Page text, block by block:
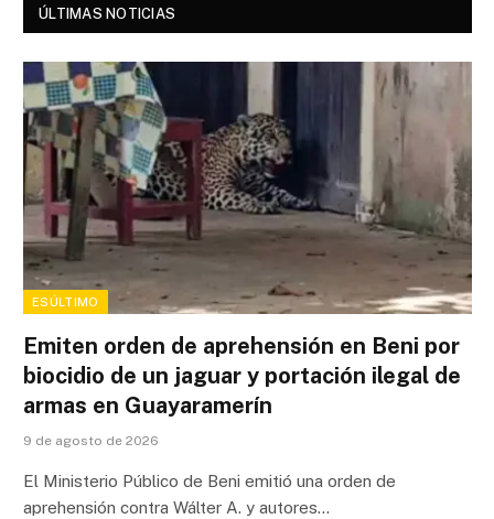
ÚLTIMAS NOTICIAS
ESÚLTIMO
Emiten orden de aprehensión en Beni por
biocidio de un jaguar y portación ilegal de
armas en Guayaramerín
9 de agosto de 2026
El Ministerio Público de Beni emitió una orden de
aprehensión contra Wálter A. y autores…